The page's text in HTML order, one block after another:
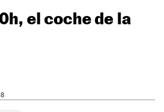
el coche de la